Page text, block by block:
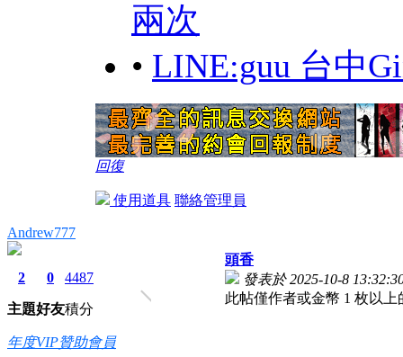
兩次
• LINE:guu 台中
回復
使用道具 聯絡管理員
Andrew777
2
主題
0
好友
4487
積分
年度VIP贊助會員
頭香
發表於 2025-10-8
此帖僅作者或金幣 1 枚以上